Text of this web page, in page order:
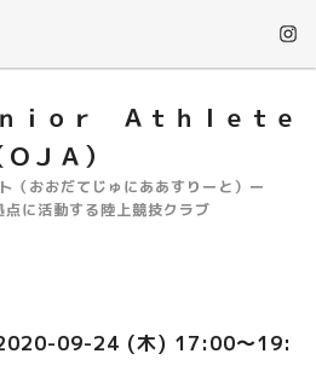
ｉｏｒ Ａｔｈｌｅｔｅ
ＯＪＡ）
（おおだてじゅにああすりーと）ー
に活動する陸上競技クラブ
09-24 (木) 17:00～19: